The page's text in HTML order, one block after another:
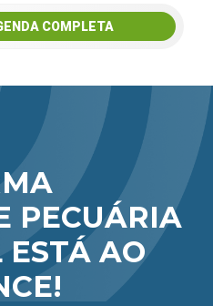
COMPLETA
PECUÁRIA
ESTÁ AO